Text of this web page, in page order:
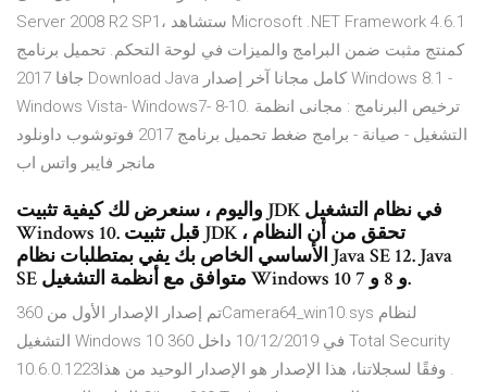
Server 2008 R2 SP1، ستشاهد Microsoft .NET Framework 4.6.1
كمنتج مثبت ضمن البرامج والميزات في لوحة التحكم. تحميل برنامج
جافا 2017 Download Java كامل مجانا آخر إصدار Windows 8.1 -
Windows Vista- Windows7- 8-10. ترخيص البرنامج : مجانى ‏انظمة
التشغيل - ‏صيانة - ‏برامج ضغط تحميل برنامج 2017 فوتوشوب داونلود
مانجر فايبر واتس اب
واليوم ، سنعرض لك كيفية تثبيت JDK في نظام التشغيل
Windows 10. قبل تثبيت JDK ، تحقق من أن النظام
الأساسي الخاص بك يفي بمتطلبات نظام Java SE 12. Java
SE متوافق مع أنظمة التشغيل Windows 10 و 8 و 7.
تم إصدار الإصدار الأول من 360Camera64_win10.sys لنظام
التشغيل Windows 10 في 10/12/2019 داخل 360 Total Security
10.6.0.1223‏. وفقًا لسجلاتنا، هذا الإصدار هو الإصدار الوحيد من هذا